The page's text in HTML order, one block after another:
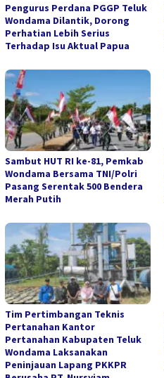
Pengurus Perdana PGGP Teluk
Wondama Dilantik, Dorong
Perhatian Lebih Serius
Terhadap Isu Aktual Papua
Sambut HUT RI ke-81, Pemkab
Wondama Bersama TNI/Polri
Pasang Serentak 500 Bendera
Merah Putih
Tim Pertimbangan Teknis
Pertanahan Kantor
Pertanahan Kabupaten Teluk
Wondama Laksanakan
Peninjauan Lapang PKKPR